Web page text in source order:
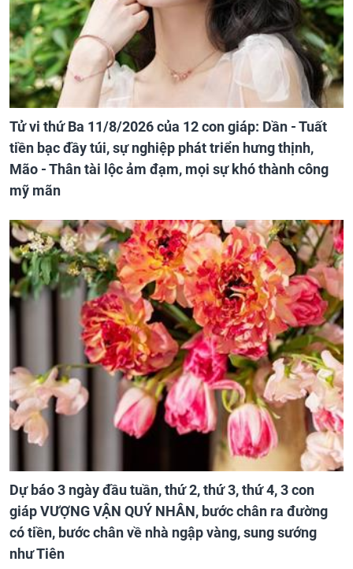
Tử vi thứ Ba 11/8/2026 của 12 con giáp: Dần - Tuất
tiền bạc đầy túi, sự nghiệp phát triển hưng thịnh,
Mão - Thân tài lộc ảm đạm, mọi sự khó thành công
mỹ mãn
Dự báo 3 ngày đầu tuần, thứ 2, thứ 3, thứ 4, 3 con
giáp VƯỢNG VẬN QUÝ NHÂN, bước chân ra đường
có tiền, bước chân về nhà ngập vàng, sung sướng
như Tiên